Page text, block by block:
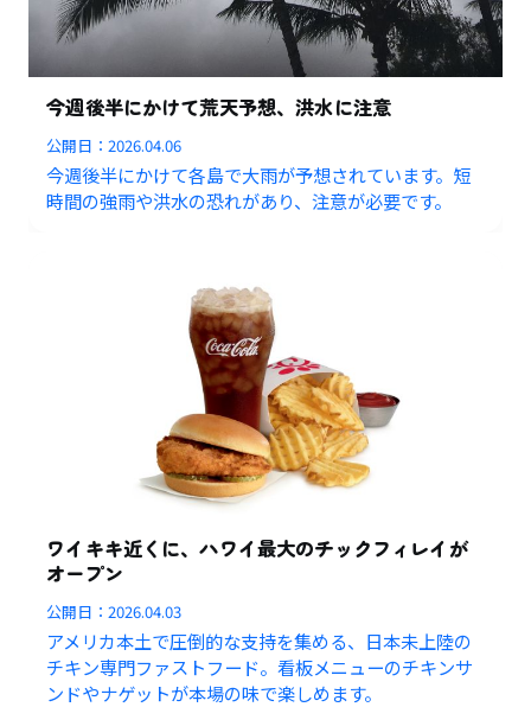
今週後半にかけて荒天予想、洪水に注意
公開日：2026.04.06
今週後半にかけて各島で大雨が予想されています。短
時間の強雨や洪水の恐れがあり、注意が必要です。
ワイキキ近くに、ハワイ最大のチックフィレイが
オープン
公開日：2026.04.03
アメリカ本土で圧倒的な支持を集める、日本未上陸の
チキン専門ファストフード。看板メニューのチキンサ
ンドやナゲットが本場の味で楽しめます。